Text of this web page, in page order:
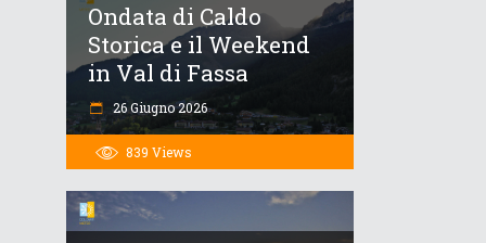
Ondata di Caldo
Storica e il Weekend
in Val di Fassa
26 Giugno 2026
839 Views